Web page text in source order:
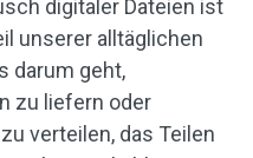
digitaler Dateien ist
unserer alltäglichen
darum geht,
zu liefern oder
verteilen, das Teilen